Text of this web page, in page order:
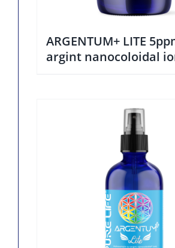
ARGENTUM+ LITE
argint nanocoloidal